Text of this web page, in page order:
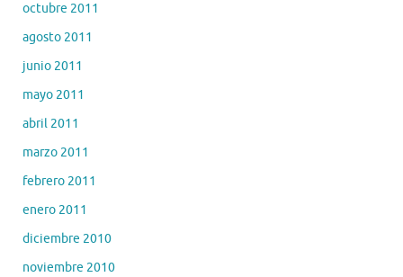
octubre 2011
agosto 2011
junio 2011
mayo 2011
abril 2011
marzo 2011
febrero 2011
enero 2011
diciembre 2010
noviembre 2010